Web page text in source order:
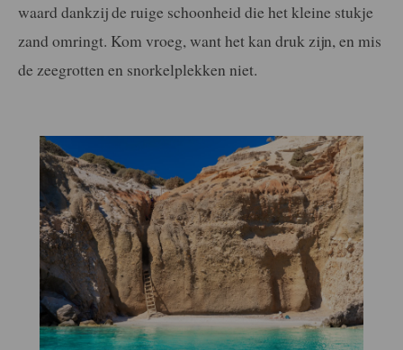
waard dankzij de ruige schoonheid die het kleine stukje
zand omringt. Kom vroeg, want het kan druk zijn, en mis
de zeegrotten en snorkelplekken niet.